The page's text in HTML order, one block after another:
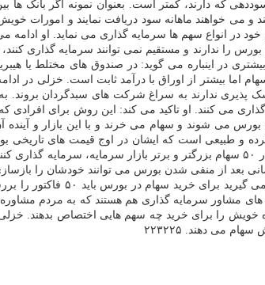
و می خواهند ماهانه سود دریافت نمایند و امورات
در انواع سهم ها سرمایه گذاری می نماید. او ادامه
را ندارند و مستقیم نمی توانند سرمایه گذاری
در اینباره می گوید: در صندوق های مختلط یا
ندارند به سراغ شرکت های سبدگردان بروند.
می کند: این روش برای افرادی که سرمایه بالای ۵۰۰ میلیون تومان
می شوند و سهام می خرند و با این بازار و آینده
که می خرند بین ۳ تا ۱۰ و برخی تا ۲۰ برابر رشد کرده و طبیعی است که
سفارش شما به این سهامداران جدیدالورود چیست، از آنها می خواهد که در ۵۰
بعد از منفی شدن بورس می توانند خودشان را
خودرو دست دوم، ۲۰
مشاور سرمایه گذاری هم هستند که به مردم
را برای خرید چه سهم هایی اختصاص بدهند.
می دهند. ۲۲۳۲۲۵